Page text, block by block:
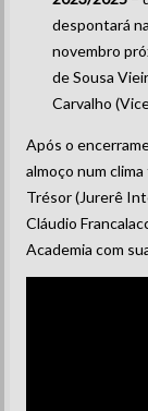
despontará
novembro
de Sousa
Carvalho
Após o
almoço num
Trésor (Jurerê
Cláudio
Academia com